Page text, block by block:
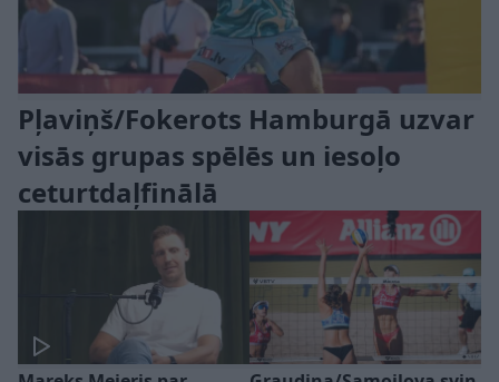
Pļaviņš/Fokerots Hamburgā uzvar
visās grupas spēlēs un iesoļo
ceturtdaļfinālā